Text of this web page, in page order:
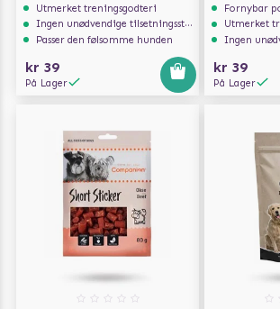
Utmerket treningsgodteri
Ingen unødvendige tilsetningsstoffer
Passer den følsomme hunden
kr 39
På Lager
Fornybar
Utmerket
Ingen
kr 39
På Lager